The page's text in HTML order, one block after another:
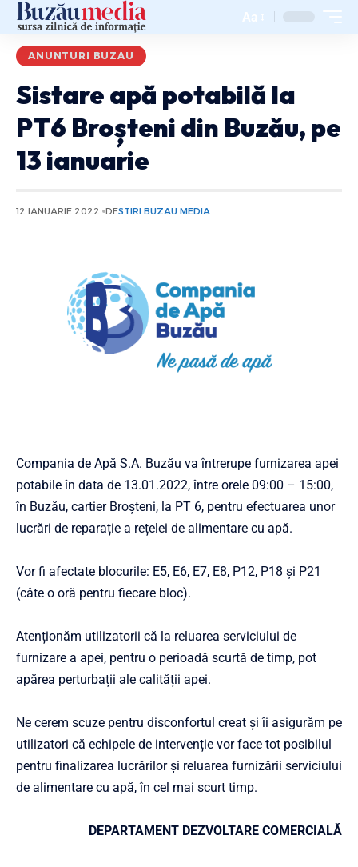
Aa
ANUNTURI BUZAU
Sistare apă potabilă la
PT6 Broșteni din Buzău, pe
13 ianuarie
12 IANUARIE 2022 DESTIRI BUZAU MEDIA
Compania de Apă S.A. Buzău va întrerupe furnizarea apei
potabile în data de 13.01.2022, între orele 09:00 – 15:00,
în Buzău, cartier Broșteni, la PT 6, pentru efectuarea unor
lucrări de reparație a rețelei de alimentare cu apă.
Vor fi afectate blocurile: E5, E6, E7, E8, P12, P18 și P21
(câte o oră pentru fiecare bloc).
Atenționăm utilizatorii că la reluarea serviciului de
furnizare a apei, pentru o perioadă scurtă de timp, pot
apărea perturbații ale calității apei.
Ne cerem scuze pentru disconfortul creat și îi asigurăm pe
utilizatori că echipele de intervenție vor face tot posibilul
pentru finalizarea lucrărilor și reluarea furnizării serviciului
de alimentare cu apă, în cel mai scurt timp.
DEPARTAMENT DEZVOLTARE COMERCIALĂ